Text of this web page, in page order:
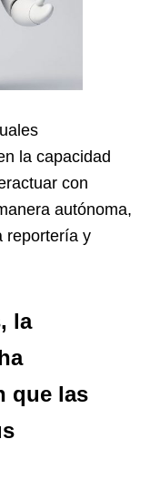
la capacidad
con
autónoma,
reportería y
la
que las